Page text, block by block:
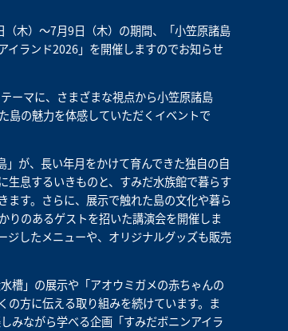
木）～7月9日（木）の期間、「小笠原諸島
イランド2026」を開催しますのでお知らせ
ーマに、さまざまな視点から小笠原諸島
島の魅力を体感していただくイベントで
が、長い年月をかけて育んできた独自の自
生息するいきものと、すみだ水族館で暮らす
す。さらに、展示で触れた島の文化や暮ら
りのあるゲストを招いた講演会を開催しま
ジしたメニューや、オリジナルグッズも販売
槽」の展示や「アオウミガメの赤ちゃんの
の方に伝える取り組みを続けています。ま
みながら学べる企画「すみだボニンアイラ